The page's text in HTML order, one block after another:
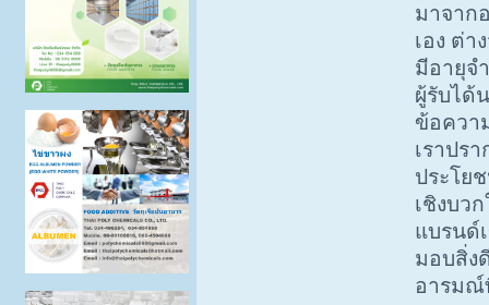
มาจาก
เอง ต่
มีอายุจ
ผู้รับได้
ข้อควา
เราปร
ประโย
เชิงบว
แบรนด์
มอบสิ่ง
อารมณ์